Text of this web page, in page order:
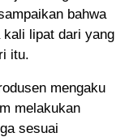
bahwa
lipat dari yang
itu.
mengaku
melakukan
sesuai